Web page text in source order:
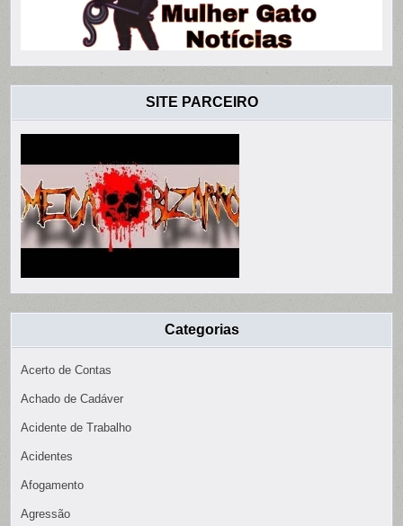
SITE PARCEIRO
Categorias
Acerto de Contas
Achado de Cadáver
Acidente de Trabalho
Acidentes
Afogamento
Agressão